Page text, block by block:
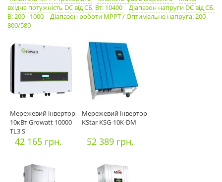
вхідна потужність DC від СБ, Вт: 10400
Діапазон напруги DC від СБ,
В: 200 - 1000
Діапазон роботи МРРТ / Оптимальне напруга: 200-
800/580
Мережевий інвертор
10кВт Growatt 10000
TL3 S
42 165 грн.
Мережевий інвертор
KStar KSG-10K-DM
52 389 грн.